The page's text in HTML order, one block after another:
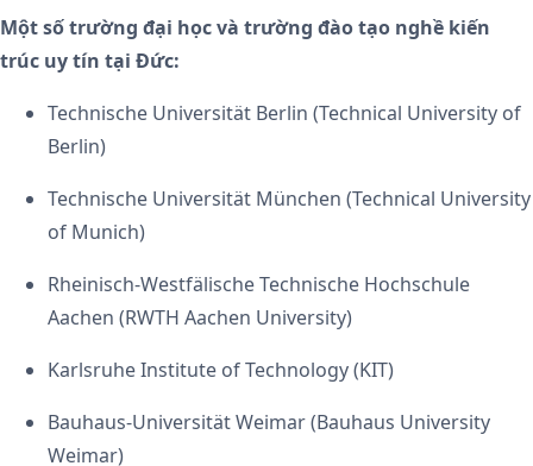
Một số trường đại học và trường đào tạo nghề kiến
trúc uy tín tại Đức:
Technische Universität Berlin (Technical University of
Berlin)
Technische Universität München (Technical University
of Munich)
Rheinisch-Westfälische Technische Hochschule
Aachen (RWTH Aachen University)
Karlsruhe Institute of Technology (KIT)
Bauhaus-Universität Weimar (Bauhaus University
Weimar)